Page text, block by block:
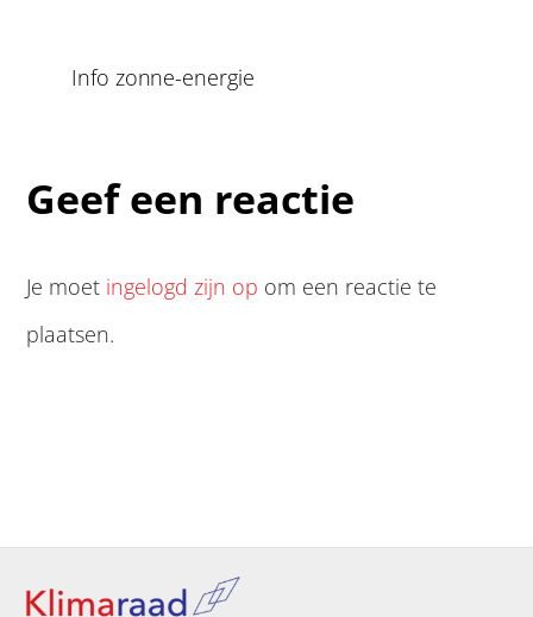
Info zonne-energie
Geef een reactie
Je moet ingelogd zijn op om een reactie te
plaatsen.